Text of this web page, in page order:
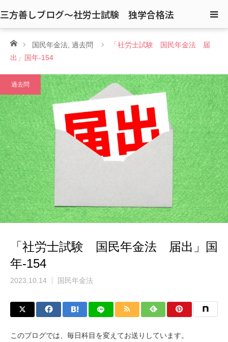
三方善しブログ〜社労士試験 独学合格法
ホーム国民年金法 過去問
「社労士試験 国民年金法 届
出」国年-154
過去問
「社労士試験 国民年金法 届出」国
年-154
2023.10.14 国民年金法
このブログでは、毎日科目を変えてお送りしています。